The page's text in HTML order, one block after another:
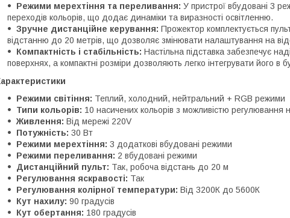
Режими мерехтіння та переливання: У пристрої вбудовані 3
переходів кольорів, що додає динаміки та виразності освітленню.
Зручне дистанційне керування: Прожектор комплектується
відстанню до 20 метрів, що дозволяє змінювати налаштування на
Компактність і стабільність: Настільна підставка забезпечує
поверхнях, а компактні розміри дозволяють легко інтегрувати його в
Режими світіння: Теплий, холодний, нейтральний + RGB режими
Типи кольорів: 10 насичених кольорів з можливістю регулювання
Живлення: Від мережі 220V
Потужність: 30 Вт
Режими мерехтіння: 3 додаткові вбудовані режими
Режими переливання: 2 вбудовані режими
Дистанційний пульт: Так, робоча відстань до 20 м
Регулювання яскравості: Так
Регулювання колірної температури: Від 3200К до 5600К
Кут нахилу: 90 градусів
Кут обертання: 180 градусів